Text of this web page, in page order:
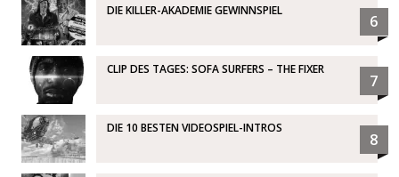
DIE KILLER-AKADEMIE GEWINNSPIEL
6
CLIP DES TAGES: SOFA SURFERS – THE FIXER
7
DIE 10 BESTEN VIDEOSPIEL-INTROS
8